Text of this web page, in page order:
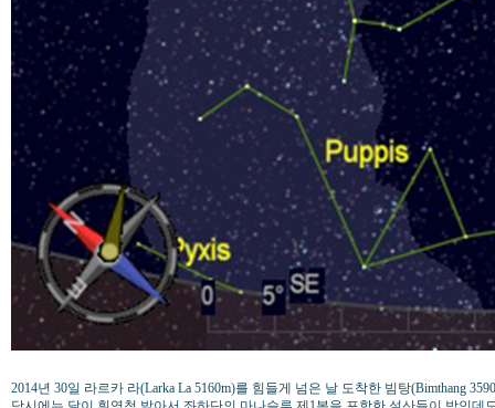
2014년 30일 라르카 라(Larka La 5160m)를 힘들게 넘은 날 도착한 빔탕(Bimthang